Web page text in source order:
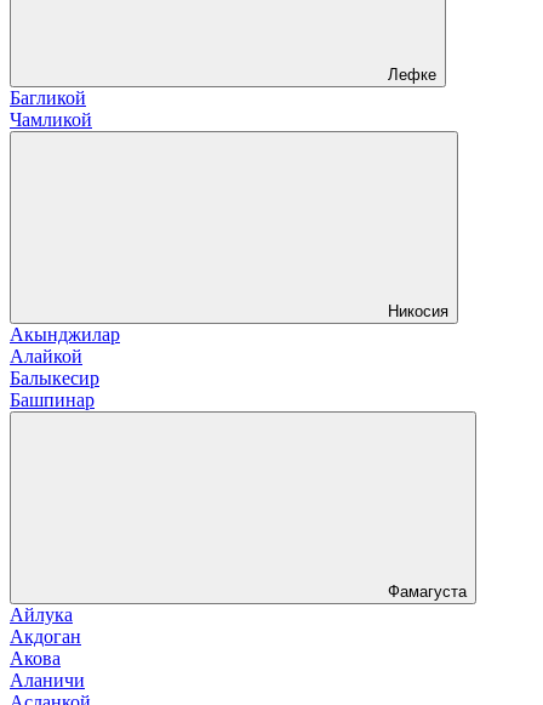
Лефке
Багликой
Чамликой
Никосия
Акынджилар
Алайкой
Балыкесир
Башпинар
Фамагуста
Айлука
Акдоган
Акова
Аланичи